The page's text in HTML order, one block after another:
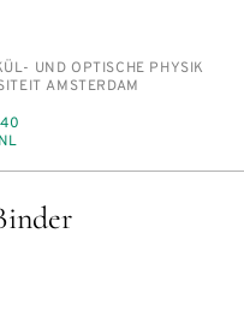
UND OP­TI­SCHE PHY­SIK
AMS­TER­DAM